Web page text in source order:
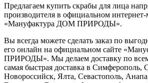
Предлагаем купить скрабы для лица
производителя в официальном интернет-
«Мануфактура ДОМ ПРИРОДЫ».
Вы всегда можете сделать заказ по
его онлайн на официальном сайте
ПРИРОДЫ». Мы делаем доставку по
самая быстрая доставка в Симферополь,
Новороссийск, Ялта, Севастополь,